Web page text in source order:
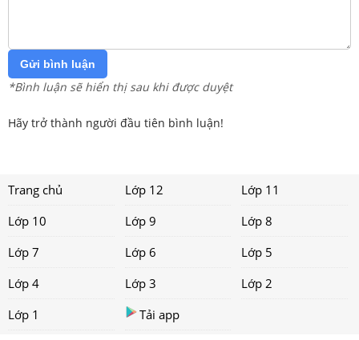
Gửi bình luận
*Bình luận sẽ hiển thị sau khi được duyệt
Hãy trở thành người đầu tiên bình luận!
Trang chủ Lớp 12
Lớp 11
Lớp 10
Lớp 9
Lớp 8
Lớp 7
Lớp 6
Lớp 5
Lớp 4
Lớp 3
Lớp 2
Lớp 1
Tải app